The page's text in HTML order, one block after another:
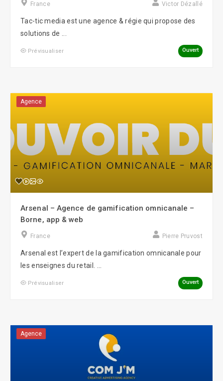
France Victor Dézallé
Tac-tic media est une agence & régie qui propose des
solutions de ...
Prévisualiser Ouvert
Agence
Arsenal – Agence de gamification omnicanale –
Borne, app & web
France Pierre Pruvost
Arsenal est l’expert de la gamification omnicanale pour
les enseignes du retail. ...
Prévisualiser Ouvert
Agence